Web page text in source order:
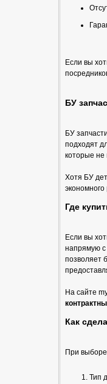
Если вы
БУ
БУ
подходят
которые не
Хотя БУ
Где
Если вы
напрямую с
позволяет
На сайте
Как
При выборе
Тип